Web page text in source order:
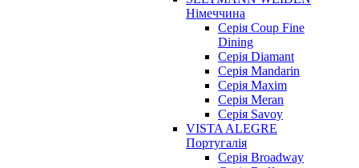
Німеччина
Cерія Coup Fine
Dining
Cерія Diamant
Cерія Mandarin
Cерія Maxim
Серія Meran
Серія Savoy
VISTA ALEGRE
Португалія
Серія Broadway